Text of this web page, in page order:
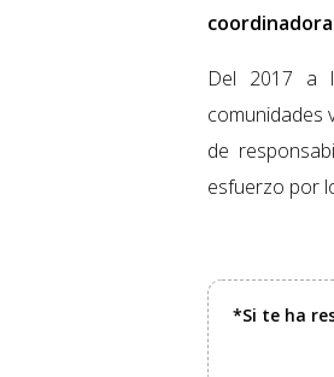
Del 2017 a
comunidades
de
esfuerzo por
*Si te ha